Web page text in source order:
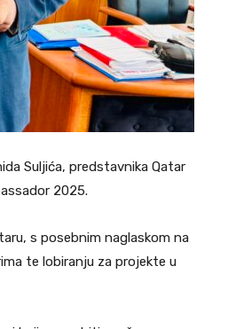
Suljića, predstavnika Qatar
2025.
s posebnim naglaskom na
te lobiranju za projekte u